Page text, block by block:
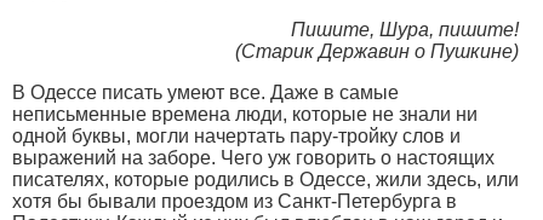
Пишите, Шура, пишите!
(Старик Державин о Пушкине)
В Одессе писать умеют все. Даже в самые
неписьменные времена люди, которые не знали ни
одной буквы, могли начертать пару-тройку слов и
выражений на заборе. Чего уж говорить о настоящих
писателях, которые родились в Одессе, жили здесь, или
хотя бы бывали проездом из Санкт-Петербурга в